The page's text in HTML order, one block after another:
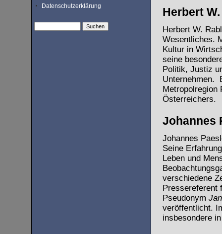
Datenschutzerklärung
Herbert
Herbert W.
Wesentliches.
Kultur in
seine
Politik, Justiz
Unternehmen.
Metropolregion
Österreichers.
Johannes
Johannes
Seine
Leben und
verschiedene
Pressereferent
Pseudonym
veröffentlicht.
insbesondere